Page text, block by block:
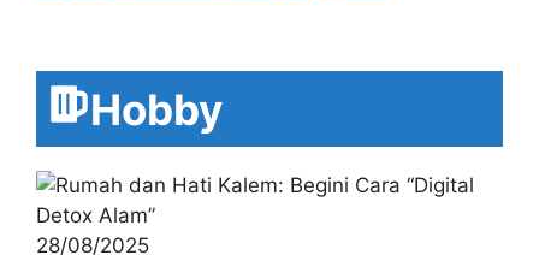
Hobby
28/08/2025